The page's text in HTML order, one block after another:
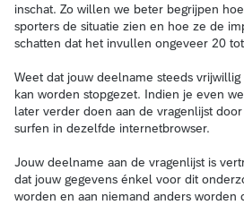
inschat. Zo willen we beter begrijpen
sporters de situatie zien en hoe ze de
schatten dat het invullen ongeveer 20
Weet dat jouw deelname steeds
kan worden stopgezet. Indien je even
later verder doen aan de vragenlijst
surfen in dezelfde internetbrowser.
Jouw deelname aan de vragenlijst is
dat jouw gegevens énkel voor dit
worden en aan niemand anders worden